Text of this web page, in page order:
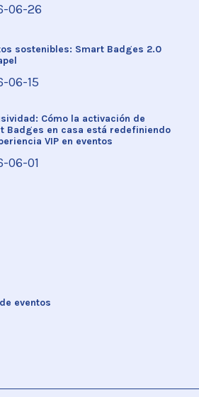
06-26
sostenibles: Smart Badges 2.0
06-15
Cómo la activación de
Badges en casa está redefiniendo
VIP en eventos
06-01
eventos